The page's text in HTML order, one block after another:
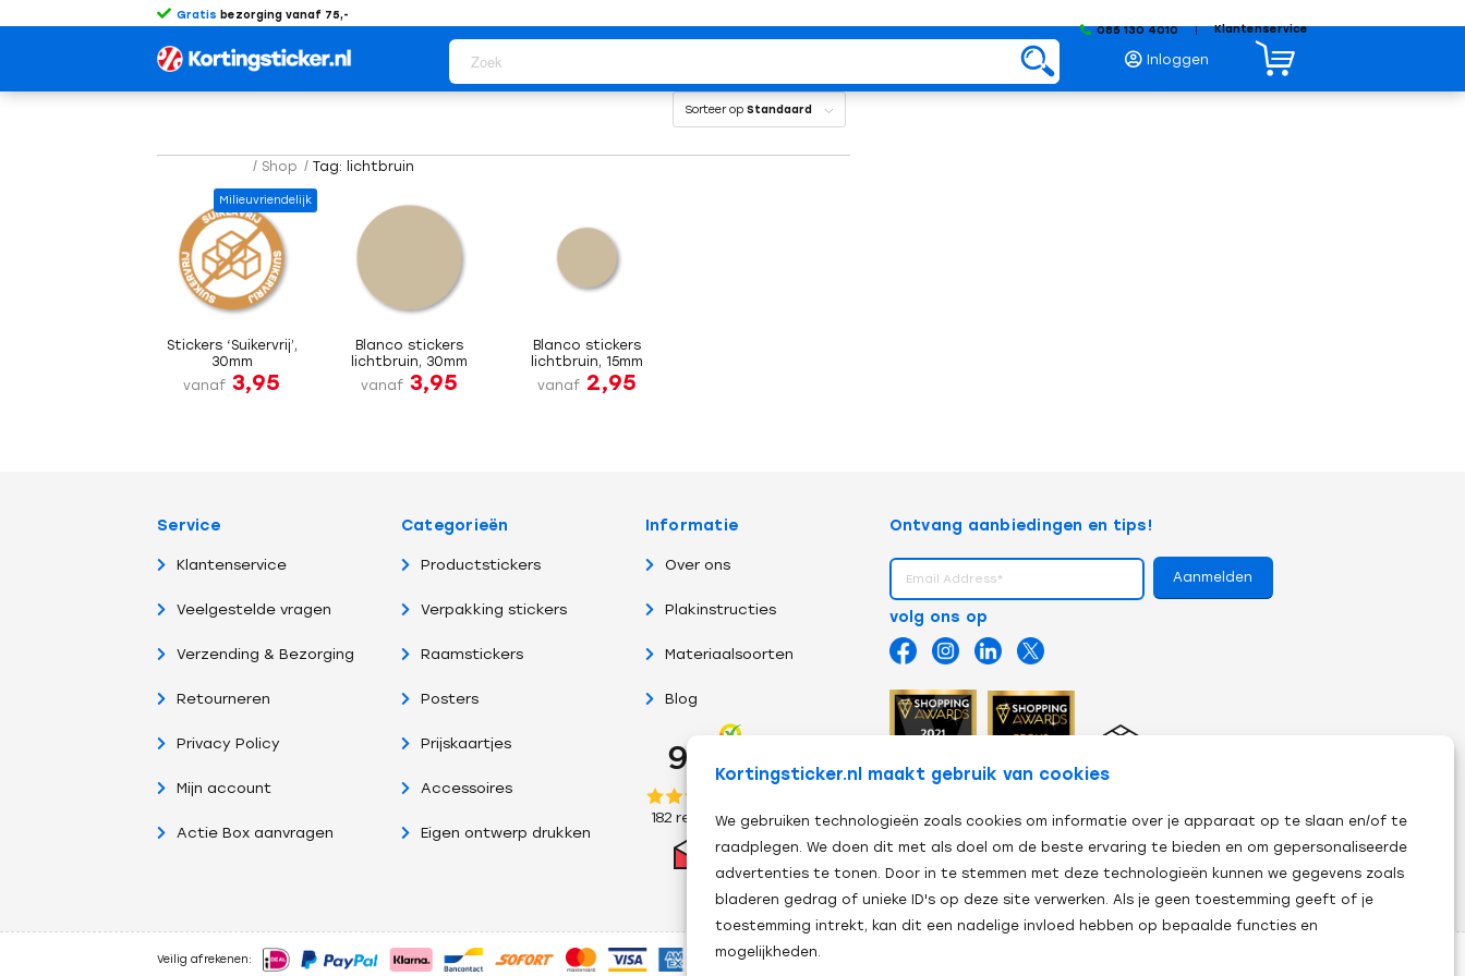
Kortingsticker.nl maakt gebruik van cookies
We gebruiken technologieën zoals cookies om informatie over je apparaat op te slaan en/of te
raadplegen. We doen dit met als doel om de beste ervaring te bieden en om gepersonaliseerde
advertenties te tonen. Door in te stemmen met deze technologieën kunnen we gegevens zoals
bladeren gedrag of unieke ID's op deze site verwerken. Als je geen toestemming geeft of je
toestemming intrekt, kan dit een nadelige invloed hebben op bepaalde functies en
mogelijkheden.
Gratis bezorging vanaf 75,-
085 130 4010
| Klantenservice
Inloggen
/ Shop / Tag: lichtbruin
Sorteer opStandaard
Milieuvriendelijk
Stickers ‘Suikervrij’,
30mm
vanaf 3,95
Blanco stickers
lichtbruin, 30mm
vanaf 3,95
Blanco stickers
lichtbruin, 15mm
vanaf 2,95
Service
Klantenservice
Veelgestelde vragen
Verzending & Bezorging
Retourneren
Privacy Policy
Mijn account
Actie Box aanvragen
Categorieën
Productstickers
Verpakking stickers
Raamstickers
Posters
Prijskaartjes
Accessoires
Eigen ontwerp drukken
Informatie
Over ons
Plakinstructies
Materiaalsoorten
Blog
Ontvang aanbiedingen en tips!
volg ons op
Veilig afrekenen: